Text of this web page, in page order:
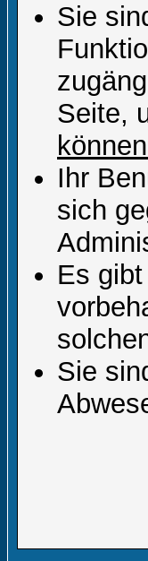
Sie
Seite,
Ihr
sich
Es
Sie